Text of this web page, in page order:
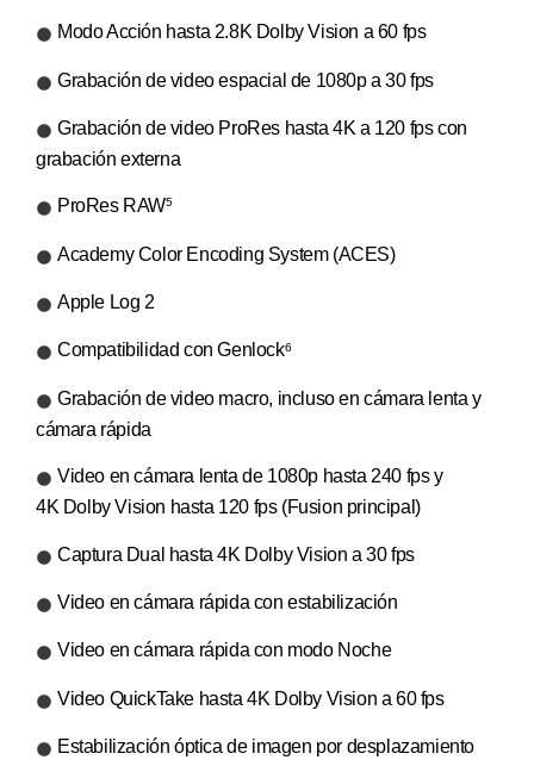
Modo Acción hasta 2.8K Dolby Vision a 60 fps
Grabación de video espacial de 1080p a 30 fps
Grabación de video ProRes hasta 4K a 120 fps con
grabación externa
ProRes RAW5
Academy Color Encoding System (ACES)
Apple Log 2
Compatibilidad con Genlock6
Grabación de video macro, incluso en cámara lenta y
cámara rápida
Video en cámara lenta de 1080p hasta 240 fps y
4K Dolby Vision hasta 120 fps (Fusion principal)
Captura Dual hasta 4K Dolby Vision a 30 fps
Video en cámara rápida con estabilización
Video en cámara rápida con modo Noche
Video QuickTake hasta 4K Dolby Vision a 60 fps
Estabilización óptica de imagen por desplazamiento